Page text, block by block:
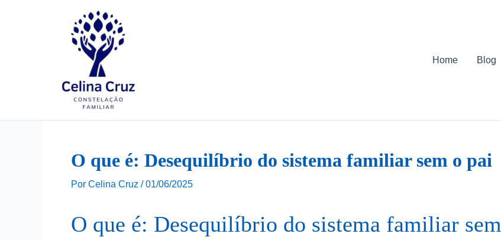
Home Blog
O que é: Desequilíbrio do sistema familiar sem o pai
Por Celina Cruz /01/06/2025
O que é: Desequilíbrio do sistema familiar sem